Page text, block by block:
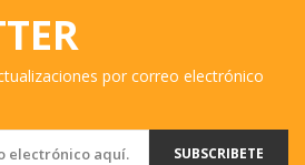
por correo electrónico
SUBSCRIBETE